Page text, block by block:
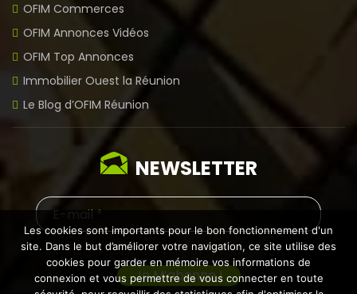
OFIM Commerces
OFIM Annonces Vidéos
OFIM Top Annonces
Immobilier Ouest la Réunion
Le Blog d’OFIM Réunion
NEWSLETTER
Les cookies sont importants pour le bon fonctionnement d'un
site. Dans le but d’améliorer votre navigation, ce site utilise des
cookies pour garder en mémoire vos informations de
connexion et vous permettre de vous connecter en toute